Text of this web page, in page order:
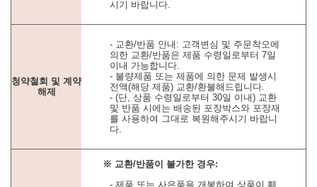
시기 바랍니다.
청약철회 및 계약
해제
- 교환/반품 안내: 고객변심 및 주문착오에
의한 교환/반품은 제품 수령일로부터 7일
이내 가능합니다.
- 불량제품 또는 제품에 의한 문제 발생시
전액(해당 제품) 교환/환불해드립니다.
- (단, 상품 수령일로부터 30일 이내) 교환
및 반품 시에는 배송된 포장박스와 포장재
를 사용하여 그대로 복원해주시기 바랍니
다.
※ 교환/반품이 불가한 경우:
- 제품 또는 사은품을 개봉하여 상품이 훼